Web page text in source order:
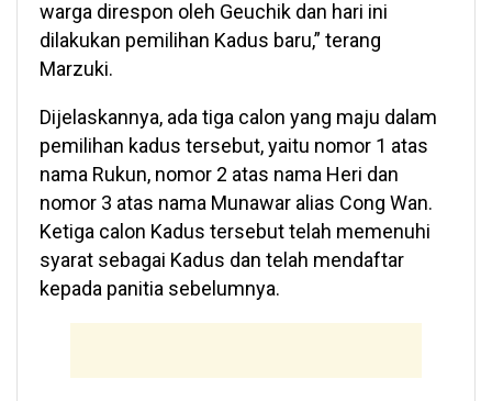
warga direspon oleh Geuchik dan hari ini
dilakukan pemilihan Kadus baru,” terang
Marzuki.
Dijelaskannya, ada tiga calon yang maju dalam
pemilihan kadus tersebut, yaitu nomor 1 atas
nama Rukun, nomor 2 atas nama Heri dan
nomor 3 atas nama Munawar alias Cong Wan.
Ketiga calon Kadus tersebut telah memenuhi
syarat sebagai Kadus dan telah mendaftar
kepada panitia sebelumnya.